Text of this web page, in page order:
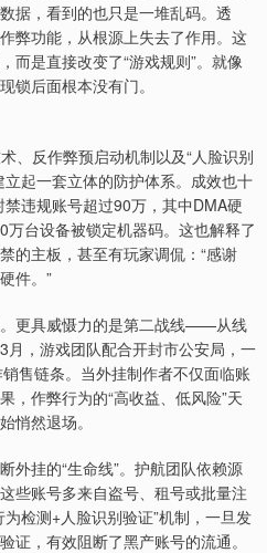
据，看到的也只是一堆乱码。透
弊功能，从根源上失去了作用。这
而是直接改变了“游戏规则”。就像
锁后面根本没有门。
、反作弊预启动机制以及“人脸识别
起一套立体的防护体系。成效也十
违规账号超过90万，其中DMA硬
台设备被锁定机器码。这也解释了
的主板，甚至有玩家调侃：“感谢
件。”
更具威慑力的是第二战线——从线
，游戏团队配合开封市公安局，一
售链条。当外挂制作者不仅面临账
，作弊行为的“高收益、低风险”天
悄然退场。
外挂的“生命线”。护航团队依赖源
些账号多来自盗号、租号或批量注
检测+人脸识别验证”机制，一旦发
证，有效阻断了黑产账号的流通。